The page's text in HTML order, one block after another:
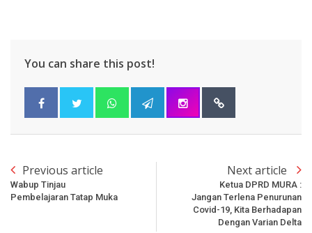
You can share this post!
Previous article
Wabup Tinjau
Pembelajaran Tatap Muka
Next article
Ketua DPRD MURA :
Jangan Terlena Penurunan
Covid-19, Kita Berhadapan
Dengan Varian Delta